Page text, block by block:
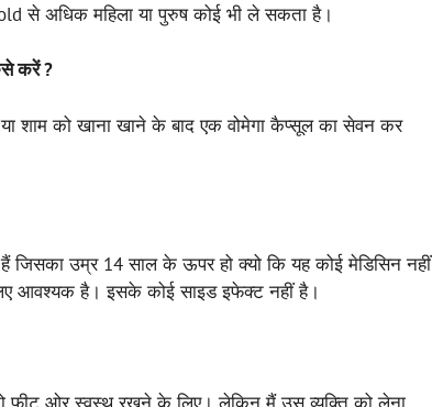
से अधिक महिला या पुरुष कोई भी ले सकता है।
करें ?
शाम को खाना खाने के बाद एक वोमेगा कैप्सूल का सेवन कर
उम्र 14 साल के ऊपर हो क्यो कि यह कोई मेडिसिन नहीं
आवश्यक है। इसके कोई साइड इफेक्ट नहीं है।